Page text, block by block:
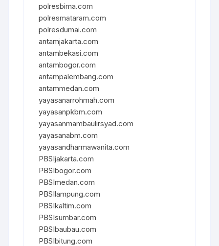
polresbima.com
polresmataram.com
polresdumai.com
antamjakarta.com
antambekasi.com
antambogor.com
antampalembang.com
antammedan.com
yayasanarrohmah.com
yayasanpkbm.com
yayasanmambaulirsyad.com
yayasanabm.com
yayasandharmawanita.com
PBSIjakarta.com
PBSIbogor.com
PBSImedan.com
PBSIlampung.com
PBSIkaltim.com
PBSIsumbar.com
PBSIbaubau.com
PBSIbitung.com